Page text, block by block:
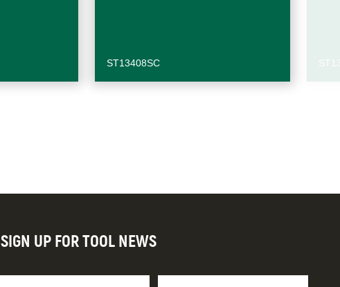
ST13408SC
SIGN UP FOR TOOL NEWS